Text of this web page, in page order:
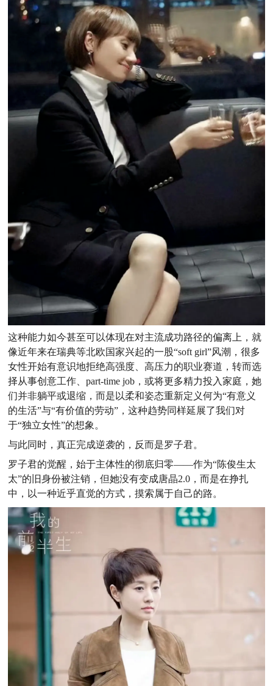
这种能力如今甚至可以体现在对主流成功路径的偏离上，就
像近年来在瑞典等北欧国家兴起的一股“soft girl”风潮，很多
女性开始有意识地拒绝高强度、高压力的职业赛道，转而选
择从事创意工作、part-time job，或将更多精力投入家庭，她
们并非躺平或退缩，而是以柔和姿态重新定义何为“有意义
的生活”与“有价值的劳动”，这种趋势同样延展了我们对
于“独立女性”的想象。
与此同时，真正完成逆袭的，反而是罗子君。
罗子君的觉醒，始于主体性的彻底归零——作为“陈俊生太
太”的旧身份被注销，但她没有变成唐晶2.0，而是在挣扎
中，以一种近乎直觉的方式，摸索属于自己的路。